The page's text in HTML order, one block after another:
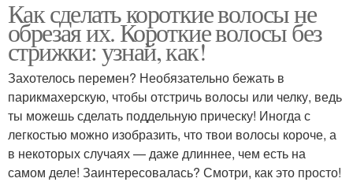
Как сделать короткие волосы не
обрезая их. Короткие волосы без
стрижки: узнай, как!
Захотелось перемен? Необязательно бежать в
парикмахерскую, чтобы отстричь волосы или челку, ведь
ты можешь сделать поддельную прическу! Иногда с
легкостью можно изобразить, что твои волосы короче, а
в некоторых случаях — даже длиннее, чем есть на
самом деле! Заинтересовалась? Смотри, как это просто!